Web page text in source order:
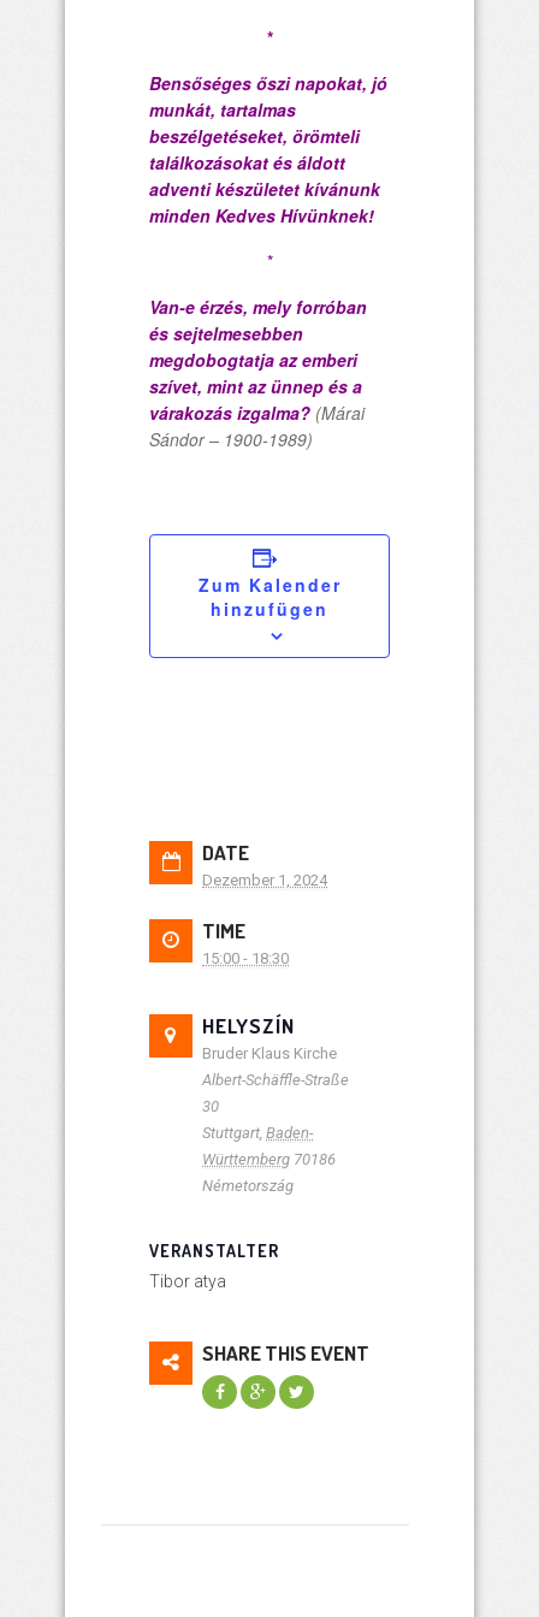
*
Bensőséges őszi napokat, jó
munkát, tartalmas
beszélgetéseket, örömteli
találkozásokat és áldott
adventi készületet kívánunk
minden Kedves Hívünknek!
*
Van-e érzés, mely forróban
és sejtelmesebben
megdobogtatja az emberi
szívet, mint az ünnep és a
várakozás izgalma? (Márai
Sándor – 1900-1989)
Zum Kalender
hinzufügen
DATE
Dezember 1, 2024
TIME
15:00 - 18:30
HELYSZÍN
Bruder Klaus Kirche
Albert-Schäffle-Straße
30
Stuttgart Baden-
Württemberg 70186
Németország
VERANSTALTER
Tibor atya
SHARE THIS EVENT